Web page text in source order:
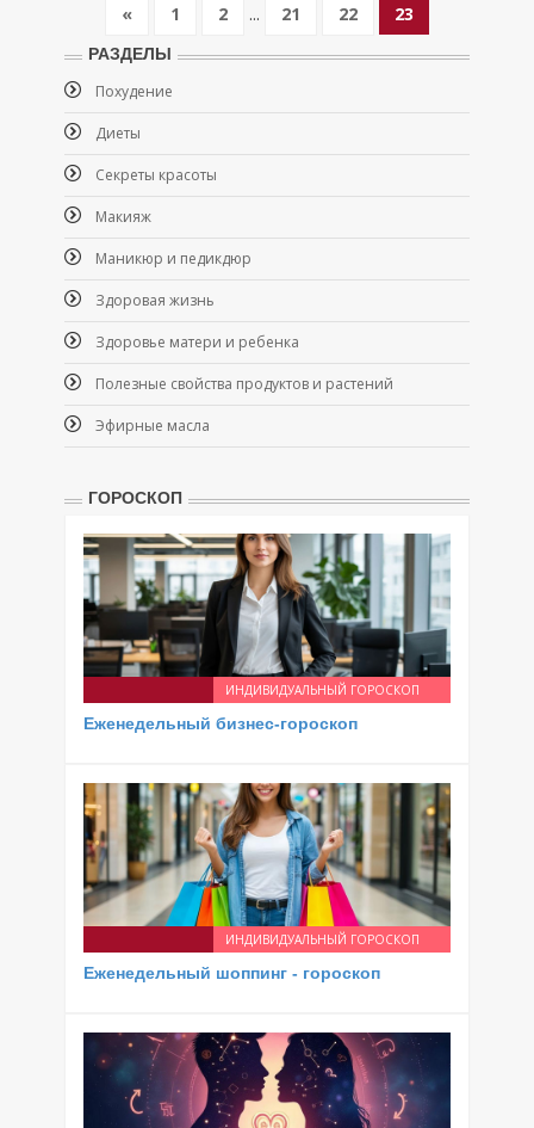
« 1 2 ... 21 22 23
РАЗДЕЛЫ
Похудение
Диеты
Секреты красоты
Макияж
Маникюр и педикдюр
Здоровая жизнь
Здоровье матери и ребенка
Полезные свойства продуктов и растений
Эфирные масла
ГОРОСКОП
ИНДИВИДУАЛЬНЫЙ ГОРОСКОП
Еженедельный бизнес-гороскоп
ИНДИВИДУАЛЬНЫЙ ГОРОСКОП
Еженедельный шоппинг - гороскоп